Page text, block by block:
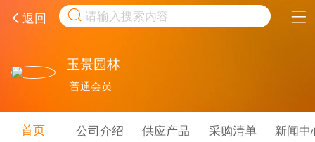
返回 取消
玉景园林
普通会员
首页 公司介绍 供应产品 采购清单 新闻中